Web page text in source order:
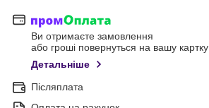
Ви отримаєте замовлення
або гроші повернуться на вашу картку
Детальніше
Післяплата